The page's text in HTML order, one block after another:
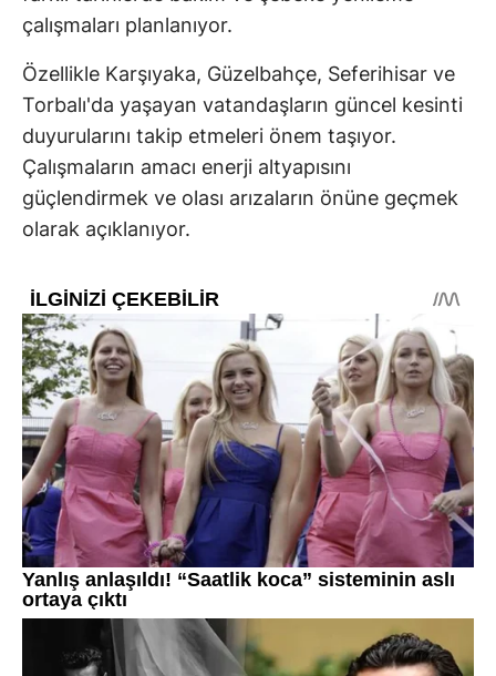
çalışmaları planlanıyor.
Özellikle Karşıyaka, Güzelbahçe, Seferihisar ve
Torbalı'da yaşayan vatandaşların güncel kesinti
duyurularını takip etmeleri önem taşıyor.
Çalışmaların amacı enerji altyapısını
güçlendirmek ve olası arızaların önüne geçmek
olarak açıklanıyor.